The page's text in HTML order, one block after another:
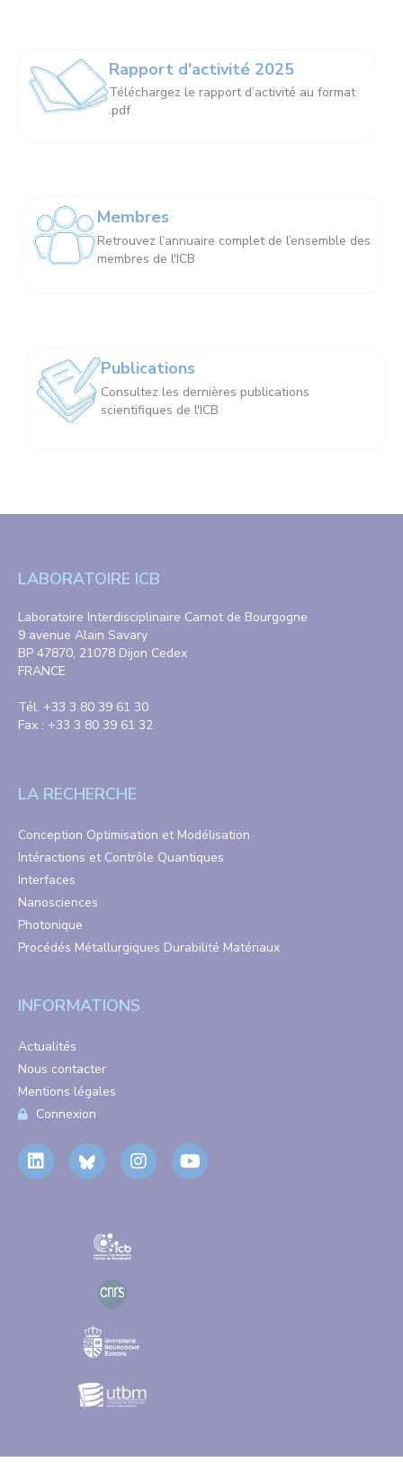
Rapport d'activité 2025
Téléchargez le rapport d’activité au format
.pdf
Membres
Retrouvez l’annuaire complet de l’ensemble des
membres de l'ICB
Publications
Consultez les dernières publications
scientifiques de l'ICB
LABORATOIRE ICB
Laboratoire Interdisciplinaire Carnot de Bourgogne
9 avenue Alain Savary
BP 47870, 21078 Dijon Cedex
FRANCE
Tél. +33 3 80 39 61 30
Fax : +33 3 80 39 61 32
LA RECHERCHE
Conception Optimisation et Modélisation
Intéractions et Contrôle Quantiques
Interfaces
Nanosciences
Photonique
Procédés Métallurgiques Durabilité Matériaux
INFORMATIONS
Actualités
Nous contacter
Mentions légales
Connexion